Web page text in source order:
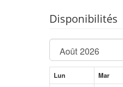
Disponibilités
Lun Mar